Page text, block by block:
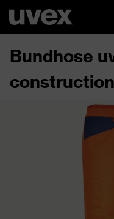
Bundhose
construction